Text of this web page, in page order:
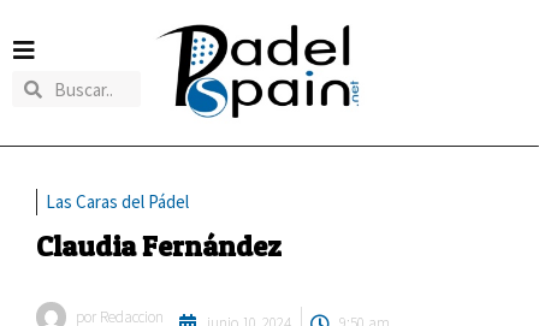
Las Caras del Pádel
Claudia Fernández
por Redaccion